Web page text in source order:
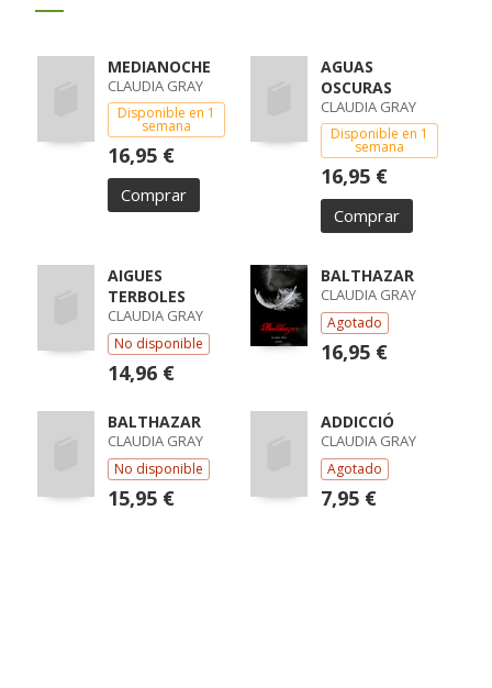
MEDIANOCHE
CLAUDIA GRAY
Disponible en 1
semana
16,95 €
Comprar
AGUAS
OSCURAS
CLAUDIA GRAY
Disponible en 1
semana
16,95 €
Comprar
AIGUES
TERBOLES
CLAUDIA GRAY
No disponible
14,96 €
BALTHAZAR
CLAUDIA GRAY
Agotado
16,95 €
BALTHAZAR
CLAUDIA GRAY
No disponible
15,95 €
ADDICCIÓ
CLAUDIA GRAY
Agotado
7,95 €